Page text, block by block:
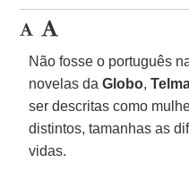
Não fosse o português
novelas daGlobo,
ser descritas como
distintos, tamanhas as
vidas.